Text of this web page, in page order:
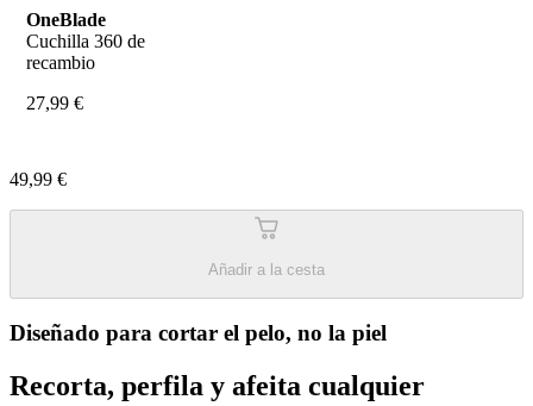
OneBlade
Cuchilla 360 de
recambio
27,99 €
49,99 €
Añadir a la cesta
Diseñado para cortar el pelo, no la piel
Recorta, perfila y afeita cualquier